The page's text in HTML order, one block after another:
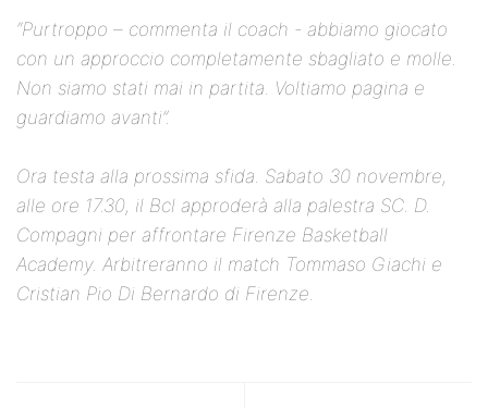
“Purtroppo – commenta il coach - abbiamo giocato
con un approccio completamente sbagliato e molle.
Non siamo stati mai in partita. Voltiamo pagina e
guardiamo avanti”.
Ora testa alla prossima sfida. Sabato 30 novembre,
alle ore 17.30, il Bcl approderà alla palestra SC. D.
Compagni per affrontare Firenze Basketball
Academy. Arbitreranno il match Tommaso Giachi e
Cristian Pio Di Bernardo di Firenze.